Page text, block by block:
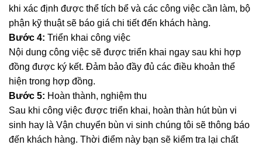
khi xác định được thể tích bể và các công việc cần làm, bộ
phận kỹ thuật sẽ báo giá chi tiết đến khách hàng.
Bước 4: Triển khai công việc
Nội dung công việc sẽ được triển khai ngay sau khi hợp
đồng được ký kết. Đảm bảo đầy đủ các điều khoản thể
hiện trong hợp đồng.
Bước 5: Hoàn thành, nghiệm thu
Sau khi công việc được triển khai, hoàn thàn hút bùn vi
sinh hay là Vận chuyển bùn vi sinh chúng tôi sẽ thông báo
đến khách hàng. Thời điểm này bạn sẽ kiểm tra lại chất